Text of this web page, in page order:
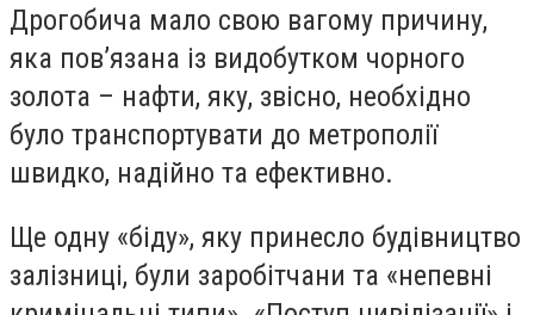
Дрогобича мало свою вагому причину,
яка пов’язана із видобутком чорного
золота – нафти, яку, звісно, необхідно
було транспортувати до метрополії
швидко, надійно та ефективно.
Ще одну «біду», яку принесло будівництво
залізниці, були заробітчани та «непевні